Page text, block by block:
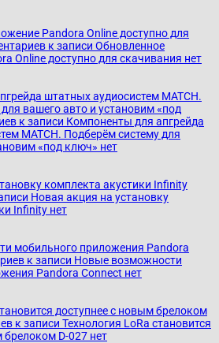
Pandora Online доступно для
к записи Обновленное
Online доступно для скачивания нет
штатных аудиосистем MATCH.
вашего авто и установим «под
к записи Компоненты для апгрейда
MATCH. Подберём систему для
«под ключ» нет
комплекта акустики Infinity
Новая акция на установку
Infinity нет
мобильного приложения Pandora
к записи Новые возможности
Pandora Connect нет
доступнее с новым брелоком
к записи Технология LoRa становится
брелоком D-027 нет